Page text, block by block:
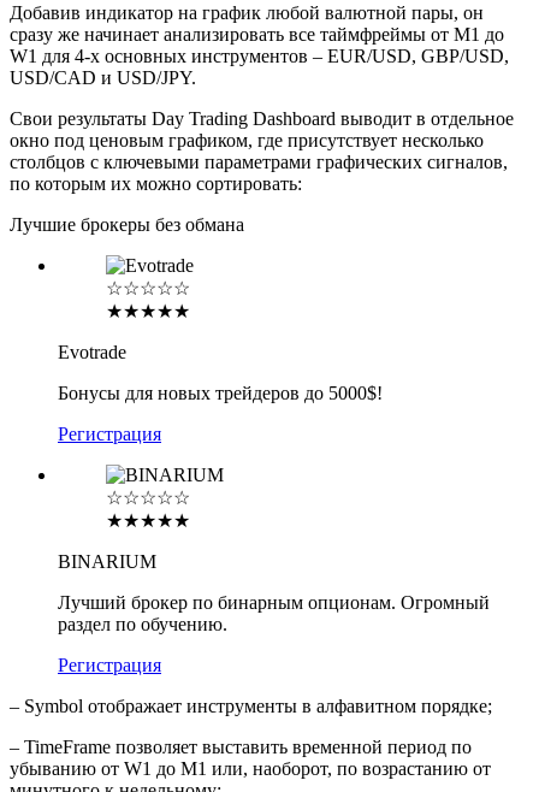
Добавив индикатор на график любой валютной пары, он
сразу же начинает анализировать все таймфреймы от М1 до
W1 для 4-х основных инструментов – EUR/USD, GBP/USD,
USD/CAD и USD/JPY.
Свои результаты Day Trading Dashboard выводит в отдельное
окно под ценовым графиком, где присутствует несколько
столбцов с ключевыми параметрами графических сигналов,
по которым их можно сортировать:
Лучшие брокеры без обмана
☆☆☆☆☆
★★★★★
Evotrade
Бонусы для новых трейдеров до 5000$!
Регистрация
☆☆☆☆☆
★★★★★
BINARIUM
Лучший брокер по бинарным опционам. Огромный
раздел по обучению.
Регистрация
– Symbol отображает инструменты в алфавитном порядке;
– TimeFrame позволяет выставить временной период по
убыванию от W1 до M1 или, наоборот, по возрастанию от